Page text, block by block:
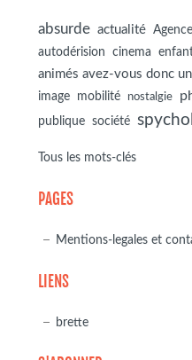
absurde actualité
autodérision cinema
animés avez-vous donc
image mobilité nostalgie
publique
société
Tous les mots-clés
PAGES
Mentions-legales et
LIENS
brette